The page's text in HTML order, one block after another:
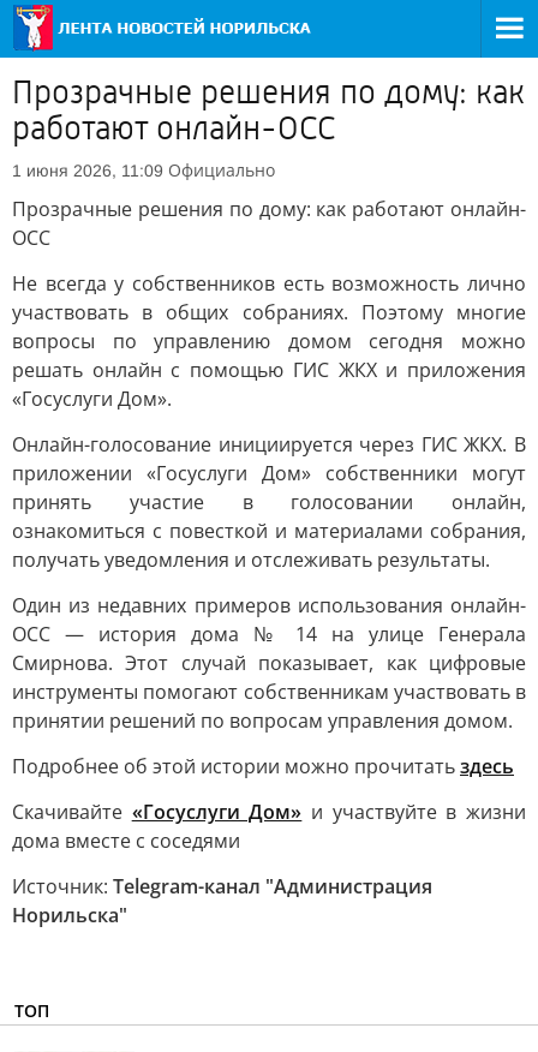
Прозрачные решения по дому: как
работают онлайн-ОСС
1 июня 2026, 11:09 Официально
Прозрачные решения по дому: как работают онлайн-
ОСС
Не всегда у собственников есть возможность лично
участвовать в общих собраниях. Поэтому многие
вопросы по управлению домом сегодня можно
решать онлайн с помощью ГИС ЖКХ и приложения
«Госуслуги Дом».
Онлайн-голосование инициируется через ГИС ЖКХ. В
приложении «Госуслуги Дом» собственники могут
принять участие в голосовании онлайн,
ознакомиться с повесткой и материалами собрания,
получать уведомления и отслеживать результаты.
Один из недавних примеров использования онлайн-
ОСС — история дома № 14 на улице Генерала
Смирнова. Этот случай показывает, как цифровые
инструменты помогают собственникам участвовать в
принятии решений по вопросам управления домом.
Подробнее об этой истории можно прочитатьздесь
Скачивайте «Госуслуги Дом» и участвуйте в жизни
дома вместе с соседями
Источник: Telegram-канал "Администрация
Норильска"
ТОП